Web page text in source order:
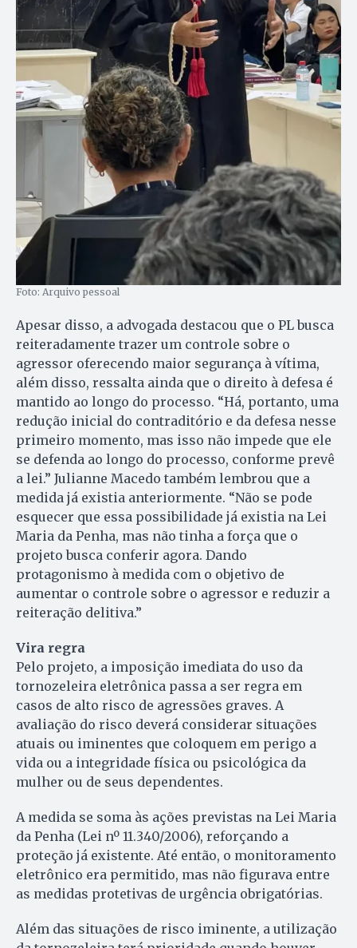
Foto: Arquivo pessoal
Apesar disso, a advogada destacou que o PL busca
reiteradamente trazer um controle sobre o
agressor oferecendo maior segurança à vítima,
além disso, ressalta ainda que o direito à defesa é
mantido ao longo do processo. “Há, portanto, uma
redução inicial do contraditório e da defesa nesse
primeiro momento, mas isso não impede que ele
se defenda ao longo do processo, conforme prevê
a lei.” Julianne Macedo também lembrou que a
medida já existia anteriormente. “Não se pode
esquecer que essa possibilidade já existia na Lei
Maria da Penha, mas não tinha a força que o
projeto busca conferir agora. Dando
protagonismo à medida com o objetivo de
aumentar o controle sobre o agressor e reduzir a
reiteração delitiva.”
Vira regra
Pelo projeto, a imposição imediata do uso da
tornozeleira eletrônica passa a ser regra em
casos de alto risco de agressões graves. A
avaliação do risco deverá considerar situações
atuais ou iminentes que coloquem em perigo a
vida ou a integridade física ou psicológica da
mulher ou de seus dependentes.
A medida se soma às ações previstas na Lei Maria
da Penha (Lei nº 11.340/2006), reforçando a
proteção já existente. Até então, o monitoramento
eletrônico era permitido, mas não figurava entre
as medidas protetivas de urgência obrigatórias.
Além das situações de risco iminente, a utilização